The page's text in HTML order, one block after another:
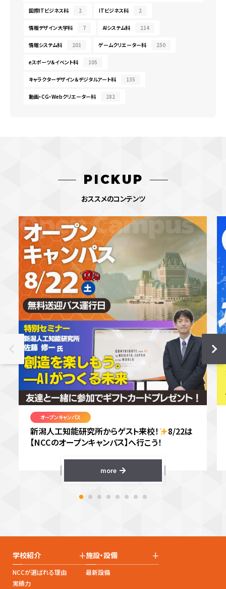
国際ITビジネス科 2 ITビジネス科 2
情報デザイン大学科 7 AIシステム科 214
情報システム科 201 ゲームクリエーター科 250
eスポーツ＆イベント科 105
キャラクターデザイン＆デジタルアート科 135
動画・CG・Webクリエーター科 282
PICKUP
おススメのコンテンツ
オープンキャンパス
新潟人工知能研究所からゲスト来校！
8/22は
【NCCのオープンキャンパス】へ行こう！
more
学校紹介 +
NCCが選ばれる理由
実績力
施設・設備 +
最新設備